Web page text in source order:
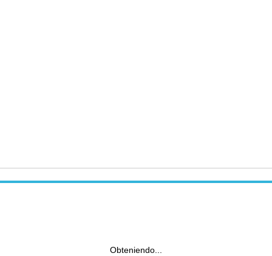
Obteniendo...